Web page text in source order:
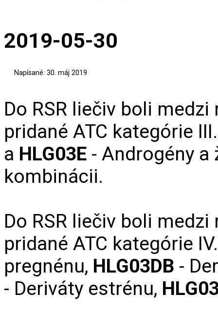
2019-05-30
Napísané: 30. máj 2019
Do RSR liečiv boli
pridané ATC kategórie
a HLG03E - Androgény
kombinácii.
Do RSR liečiv boli
pridané ATC kategórie
pregnénu, HLG03DB -
- Deriváty estrénu,